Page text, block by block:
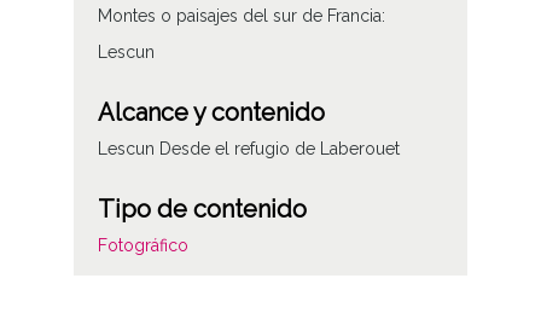
Montes o paisajes del sur de Francia:
Lescun
Alcance y contenido
Lescun Desde el refugio de Laberouet
Tipo de contenido
Fotográfico